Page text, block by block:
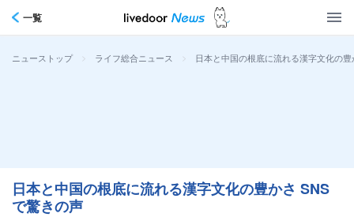
一覧
ニューストップ > ライフ総合ニュース > 日本と中国の根底に流れる漢字文化の
日本と中国の根底に流れる漢字文化の豊かさ SNS
で驚きの声